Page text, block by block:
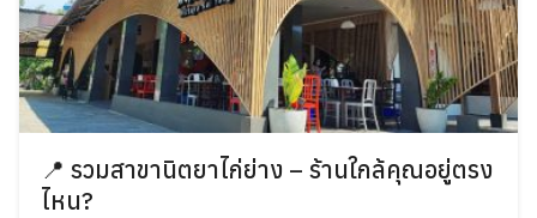
📍 รวมสาขานิตยาไก่ย่าง – ร้านใกล้คุณอยู่ตรง
ไหน?